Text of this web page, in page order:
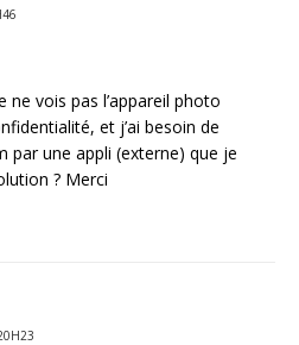
ne vois pas l’appareil photo
et j’ai besoin de
par une appli (externe) que je
? Merci